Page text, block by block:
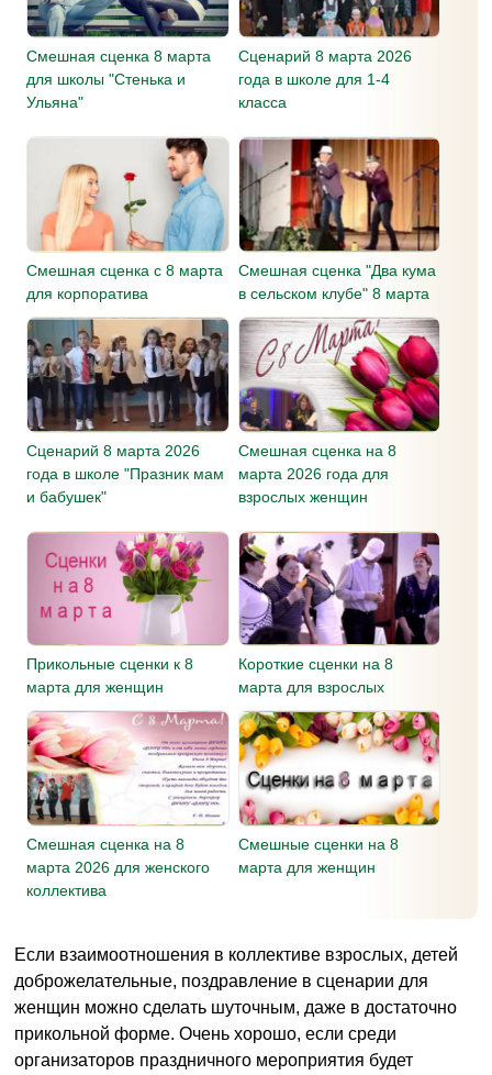
Смешная сценка 8 марта
для школы "Стенька и
Ульяна"
Сценарий 8 марта 2026
года в школе для 1-4
класса
Смешная сценка c 8 марта
для корпоратива
Смешная сценка "Два кума
в сельском клубе" 8 марта
Сценарий 8 марта 2026
года в школе "Празник мам
и бабушек"
Смешная сценка на 8
марта 2026 года для
взрослых женщин
Прикольные сценки к 8
марта для женщин
Короткие сценки на 8
марта для взрослых
Смешная сценка на 8
марта 2026 для женского
коллектива
Смешные сценки на 8
марта для женщин
Если взаимоотношения в коллективе взрослых, детей
доброжелательные, поздравление в сценарии для
женщин можно сделать шуточным, даже в достаточно
прикольной форме. Очень хорошо, если среди
организаторов праздничного мероприятия будет